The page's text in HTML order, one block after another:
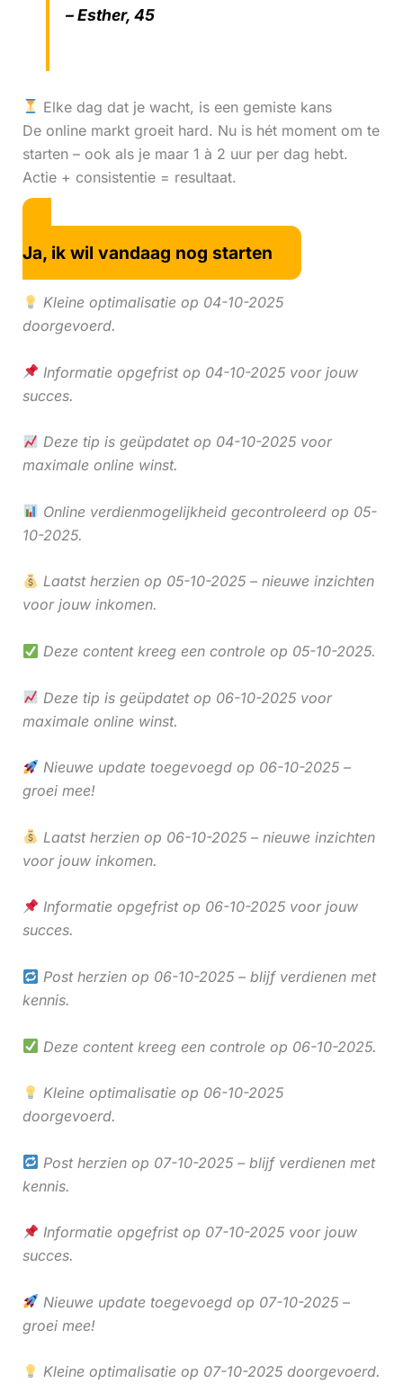
– Esther, 45
Elke dag dat je wacht, is een gemiste kans
De online markt groeit hard. Nu is hét moment om te
starten – ook als je maar 1 à 2 uur per dag hebt.
Actie + consistentie = resultaat.
Ja, ik wil vandaag nog starten
Kleine optimalisatie op 04-10-2025
doorgevoerd.
Informatie opgefrist op 04-10-2025 voor jouw
succes.
Deze tip is geüpdatet op 04-10-2025 voor
maximale online winst.
Online verdienmogelijkheid gecontroleerd op 05-
10-2025.
Laatst herzien op 05-10-2025 – nieuwe inzichten
voor jouw inkomen.
Deze content kreeg een controle op 05-10-2025.
Deze tip is geüpdatet op 06-10-2025 voor
maximale online winst.
Nieuwe update toegevoegd op 06-10-2025 –
groei mee!
Laatst herzien op 06-10-2025 – nieuwe inzichten
voor jouw inkomen.
Informatie opgefrist op 06-10-2025 voor jouw
succes.
Post herzien op 06-10-2025 – blijf verdienen met
kennis.
Deze content kreeg een controle op 06-10-2025.
Kleine optimalisatie op 06-10-2025
doorgevoerd.
Post herzien op 07-10-2025 – blijf verdienen met
kennis.
Informatie opgefrist op 07-10-2025 voor jouw
succes.
Nieuwe update toegevoegd op 07-10-2025 –
groei mee!
Kleine optimalisatie op 07-10-2025 doorgevoerd.